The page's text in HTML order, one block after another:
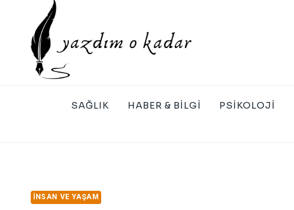
content
SAĞLIK HABER & BILGI PSIKOLOJI
İNSAN VE YAŞAM